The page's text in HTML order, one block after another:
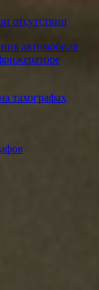
отсутствии
автомобиля
тахографах